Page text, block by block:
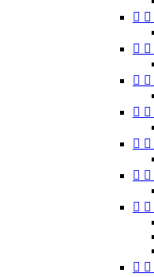
 
 
 
 
 
 
 
 